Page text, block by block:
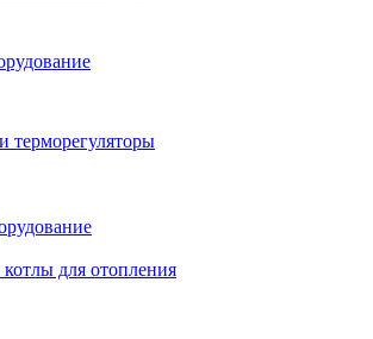
терморегуляторы
для отопления